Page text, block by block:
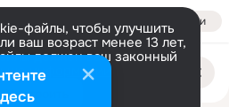
Войти
файлы, чтобы улучшить
ваш возраст менее 13 лет,
должен ваш законный
информации
Настроить